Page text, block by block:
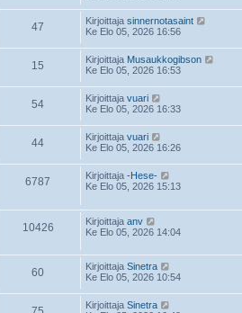
47 Kirjoittaja sinnernotasaint
Ke Elo 05, 2026 16:56
15 Kirjoittaja Musaukkogibson
Ke Elo 05, 2026 16:53
54 Kirjoittaja vuari
Ke Elo 05, 2026 16:33
44 Kirjoittaja vuari
Ke Elo 05, 2026 16:26
6787 Kirjoittaja -Hese-
Ke Elo 05, 2026 15:13
10426 Kirjoittaja anv
Ke Elo 05, 2026 14:04
60 Kirjoittaja Sinetra
Ke Elo 05, 2026 10:54
Kirjoittaja Sinetra